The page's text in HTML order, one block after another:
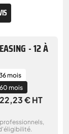
- 12 À
mois
60 mois
22,23 € HT